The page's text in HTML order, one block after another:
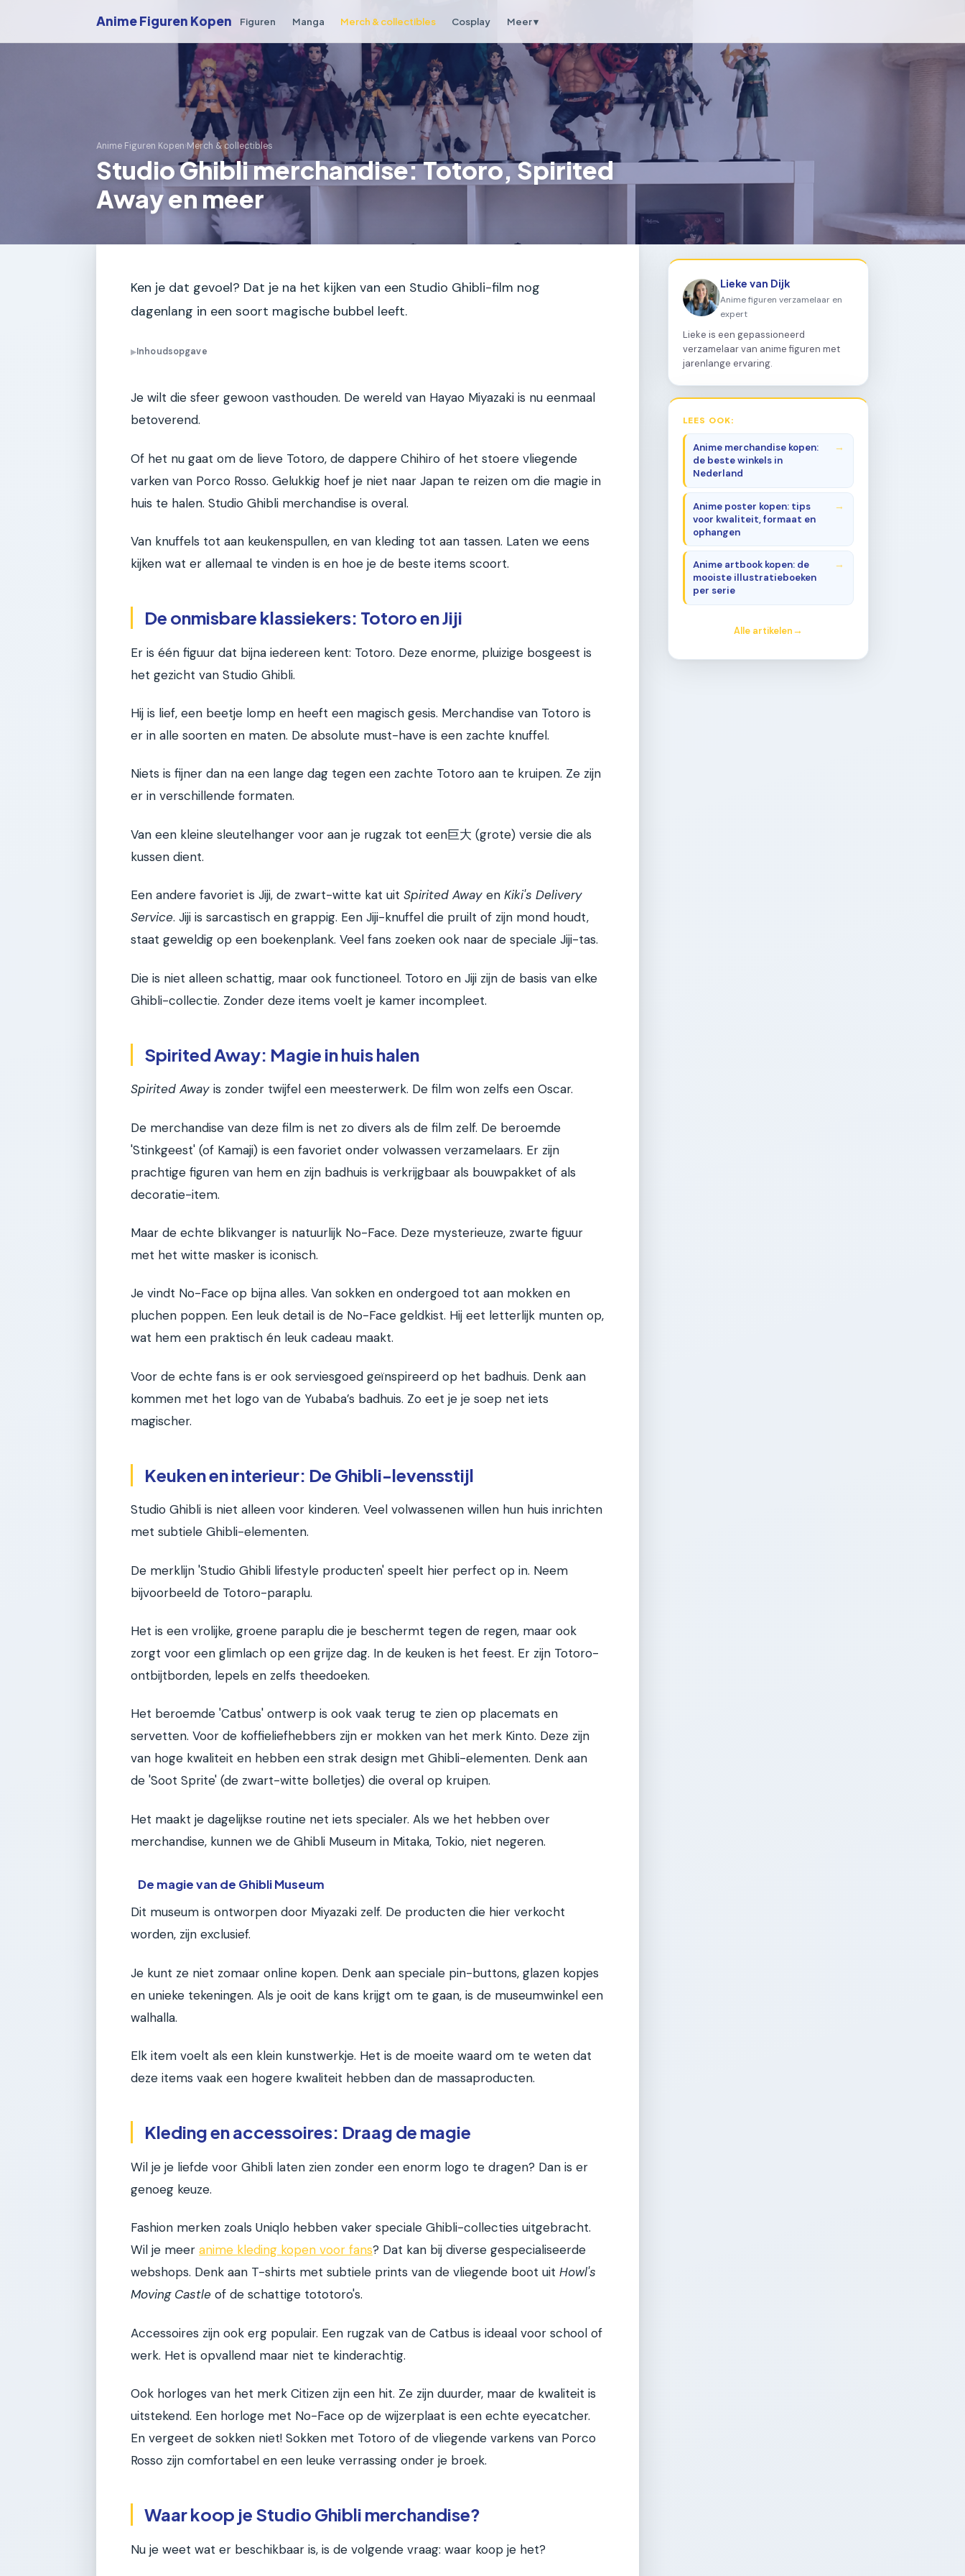
Anime Figuren Kopen Figuren Manga Merch & collectibles Cosplay Meer ▾
Anime Figuren Kopen›Merch & collectibles
Studio Ghibli merchandise: Totoro, Spirited
Away en meer
Ken je dat gevoel? Dat je na het kijken van een Studio Ghibli-film nog
dagenlang in een soort magische bubbel leeft.
▶Inhoudsopgave
Je wilt die sfeer gewoon vasthouden. De wereld van Hayao Miyazaki is nu eenmaal
betoverend.
Of het nu gaat om de lieve Totoro, de dappere Chihiro of het stoere vliegende
varken van Porco Rosso. Gelukkig hoef je niet naar Japan te reizen om die magie in
huis te halen. Studio Ghibli merchandise is overal.
Van knuffels tot aan keukenspullen, en van kleding tot aan tassen. Laten we eens
kijken wat er allemaal te vinden is en hoe je de beste items scoort.
De onmisbare klassiekers: Totoro en Jiji
Er is één figuur dat bijna iedereen kent: Totoro. Deze enorme, pluizige bosgeest is
het gezicht van Studio Ghibli.
Hij is lief, een beetje lomp en heeft een magisch gesis. Merchandise van Totoro is
er in alle soorten en maten. De absolute must-have is een zachte knuffel.
Niets is fijner dan na een lange dag tegen een zachte Totoro aan te kruipen. Ze zijn
er in verschillende formaten.
Van een kleine sleutelhanger voor aan je rugzak tot een巨大 (grote) versie die als
kussen dient.
Een andere favoriet is Jiji, de zwart-witte kat uit Spirited Away en Kiki's Delivery
Service. Jiji is sarcastisch en grappig. Een Jiji-knuffel die pruilt of zijn mond houdt,
staat geweldig op een boekenplank. Veel fans zoeken ook naar de speciale Jiji-tas.
Die is niet alleen schattig, maar ook functioneel. Totoro en Jiji zijn de basis van elke
Ghibli-collectie. Zonder deze items voelt je kamer incompleet.
Spirited Away: Magie in huis halen
Spirited Away is zonder twijfel een meesterwerk. De film won zelfs een Oscar.
De merchandise van deze film is net zo divers als de film zelf. De beroemde
'Stinkgeest' (of Kamaji) is een favoriet onder volwassen verzamelaars. Er zijn
prachtige figuren van hem en zijn badhuis is verkrijgbaar als bouwpakket of als
decoratie-item.
Maar de echte blikvanger is natuurlijk No-Face. Deze mysterieuze, zwarte figuur
met het witte masker is iconisch.
Je vindt No-Face op bijna alles. Van sokken en ondergoed tot aan mokken en
pluchen poppen. Een leuk detail is de No-Face geldkist. Hij eet letterlijk munten op,
wat hem een praktisch én leuk cadeau maakt.
Voor de echte fans is er ook serviesgoed geïnspireerd op het badhuis. Denk aan
kommen met het logo van de Yubaba’s badhuis. Zo eet je je soep net iets
magischer.
Keuken en interieur: De Ghibli-levensstijl
Studio Ghibli is niet alleen voor kinderen. Veel volwassenen willen hun huis inrichten
met subtiele Ghibli-elementen.
De merklijn 'Studio Ghibli lifestyle producten' speelt hier perfect op in. Neem
bijvoorbeeld de Totoro-paraplu.
Het is een vrolijke, groene paraplu die je beschermt tegen de regen, maar ook
zorgt voor een glimlach op een grijze dag. In de keuken is het feest. Er zijn Totoro-
ontbijtborden, lepels en zelfs theedoeken.
Het beroemde 'Catbus' ontwerp is ook vaak terug te zien op placemats en
servetten. Voor de koffieliefhebbers zijn er mokken van het merk Kinto. Deze zijn
van hoge kwaliteit en hebben een strak design met Ghibli-elementen. Denk aan
de 'Soot Sprite' (de zwart-witte bolletjes) die overal op kruipen.
Het maakt je dagelijkse routine net iets specialer. Als we het hebben over
merchandise, kunnen we de Ghibli Museum in Mitaka, Tokio, niet negeren.
De magie van de Ghibli Museum
Dit museum is ontworpen door Miyazaki zelf. De producten die hier verkocht
worden, zijn exclusief.
Je kunt ze niet zomaar online kopen. Denk aan speciale pin-buttons, glazen kopjes
en unieke tekeningen. Als je ooit de kans krijgt om te gaan, is de museumwinkel een
walhalla.
Elk item voelt als een klein kunstwerkje. Het is de moeite waard om te weten dat
deze items vaak een hogere kwaliteit hebben dan de massaproducten.
Kleding en accessoires: Draag de magie
Wil je je liefde voor Ghibli laten zien zonder een enorm logo te dragen? Dan is er
genoeg keuze.
Fashion merken zoals Uniqlo hebben vaker speciale Ghibli-collecties uitgebracht.
Wil je meer anime kleding kopen voor fans? Dat kan bij diverse gespecialiseerde
webshops. Denk aan T-shirts met subtiele prints van de vliegende boot uit Howl's
Moving Castle of de schattige tototoro's.
Accessoires zijn ook erg populair. Een rugzak van de Catbus is ideaal voor school of
werk. Het is opvallend maar niet te kinderachtig.
Ook horloges van het merk Citizen zijn een hit. Ze zijn duurder, maar de kwaliteit is
uitstekend. Een horloge met No-Face op de wijzerplaat is een echte eyecatcher.
En vergeet de sokken niet! Sokken met Totoro of de vliegende varkens van Porco
Rosso zijn comfortabel en een leuke verrassing onder je broek.
Waar koop je Studio Ghibli merchandise?
Nu je weet wat er beschikbaar is, is de volgende vraag: waar koop je het?
Lieke van Dijk
Anime figuren verzamelaar en
expert
Lieke is een gepassioneerd
verzamelaar van anime figuren met
jarenlange ervaring.
LEES OOK:
Anime merchandise kopen:
de beste winkels in
Nederland
Anime poster kopen: tips
voor kwaliteit, formaat en
ophangen
Anime artbook kopen: de
mooiste illustratieboeken
per serie
Alle artikelen